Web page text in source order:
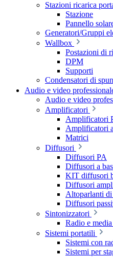
Stazioni ricarica
Stazione
Pannello
Generatori/Gruppi
Wallbox
Postazioni di
DPM
Supporti
Condensatori di
Audio e video
Audio e video
Amplificatori
Amplificatori
Amplificatori
Matrici
Diffusori
Diffusori PA
Diffusori a
KIT diffusori
Diffusori
Altoparlanti
Diffusori
Sintonizzatori
Radio e
Sistemi portatili
Sistemi con
Sistemi per